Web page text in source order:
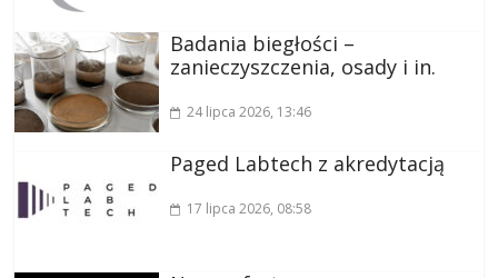
Badania biegłości –
zanieczyszczenia, osady i in.
24 lipca 2026, 13:46
Paged Labtech z akredytacją
17 lipca 2026, 08:58